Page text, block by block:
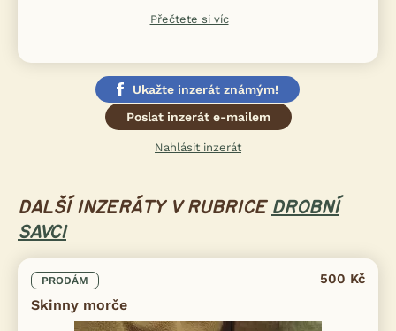
Přečtete si víc
Ukažte inzerát známým!
Poslat inzerát e-mailem
Nahlásit inzerát
DALŠÍ INZERÁTY V RUBRICE DROBNÍ
SAVCI
PRODÁM
Skinny morče
500 Kč